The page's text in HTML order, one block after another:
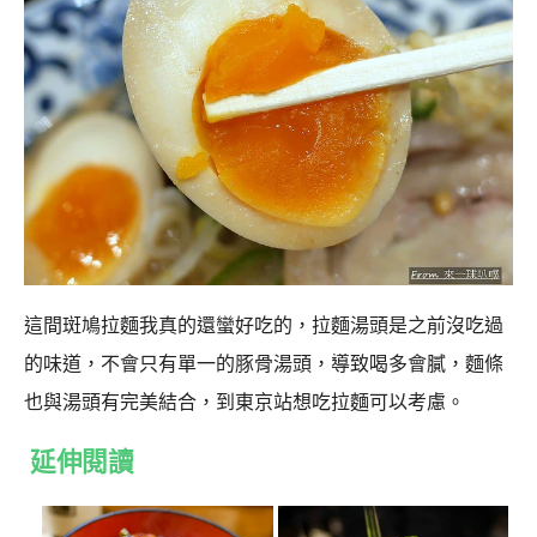
這間斑鳩拉麵我真的還蠻好吃的，拉麵湯頭是之前沒吃過
的味道，不會只有單一的豚骨湯頭，導致喝多會膩，麵條
也與湯頭有完美結合，到東京站想吃拉麵可以考慮。
延伸閱讀